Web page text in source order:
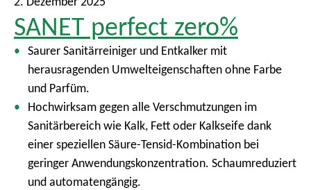
SANET perfect zero%
Saurer Sanitärreiniger und Entkalker mit
herausragenden Umwelteigenschaften ohne Farbe
und Parfüm.
Hochwirksam gegen alle Verschmutzungen im
Sanitärbereich wie Kalk, Fett oder Kalkseife dank
einer speziellen Säure-Tensid-Kombination bei
geringer Anwendungskonzentration. Schaumreduziert
und automatengängig.